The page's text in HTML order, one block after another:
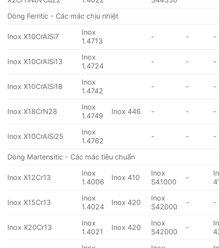
Dòng Ferritic - Các mác chịu nhiệt
Inox X10CrAlSi7
Inox
1.4713
- - -
Inox X10CrAlSi13
Inox
1.4724
- - -
Inox X10CrAlSi18
Inox
1.4742
- - -
Inox X18CrN28
Inox
1.4749
Inox 446 - - -
Inox X10CrAlSi25
Inox
1.4762
- - -
Dòng Martensitic - Các mác tiêu chuẩn
Inox X12Cr13
Inox
1.4006
Inox 410
Inox
S41000
-
Inox X15Cr13
Inox
1.4024
Inox 420
Inox
S42000
- -
Inox X20Cr13
Inox
1.4021
Inox 420
Inox
S42000
-